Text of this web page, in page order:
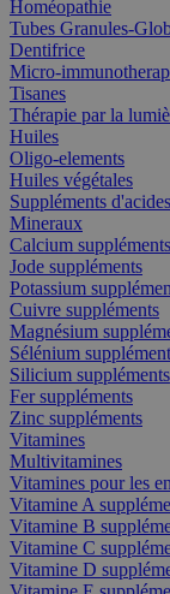
Homéopathie
Tubes Granules-
Dentifrice
Micro-
Tisanes
Thérapie par la
Huiles
Oligo-elements
Huiles végétales
Suppléments
Mineraux
Calcium suppléments
Jode suppléments
Potassium
Cuivre suppléments
Magnésium
Sélénium
Silicium suppléments
Fer suppléments
Zinc suppléments
Vitamines
Multivitamines
Vitamines pour les
Vitamine A
Vitamine B
Vitamine C
Vitamine D